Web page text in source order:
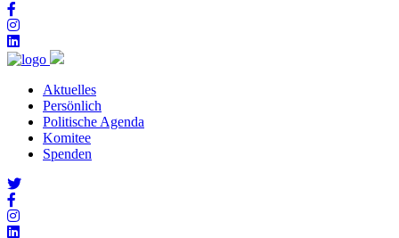
Aktuelles
Persönlich
Politische Agenda
Komitee
Spenden